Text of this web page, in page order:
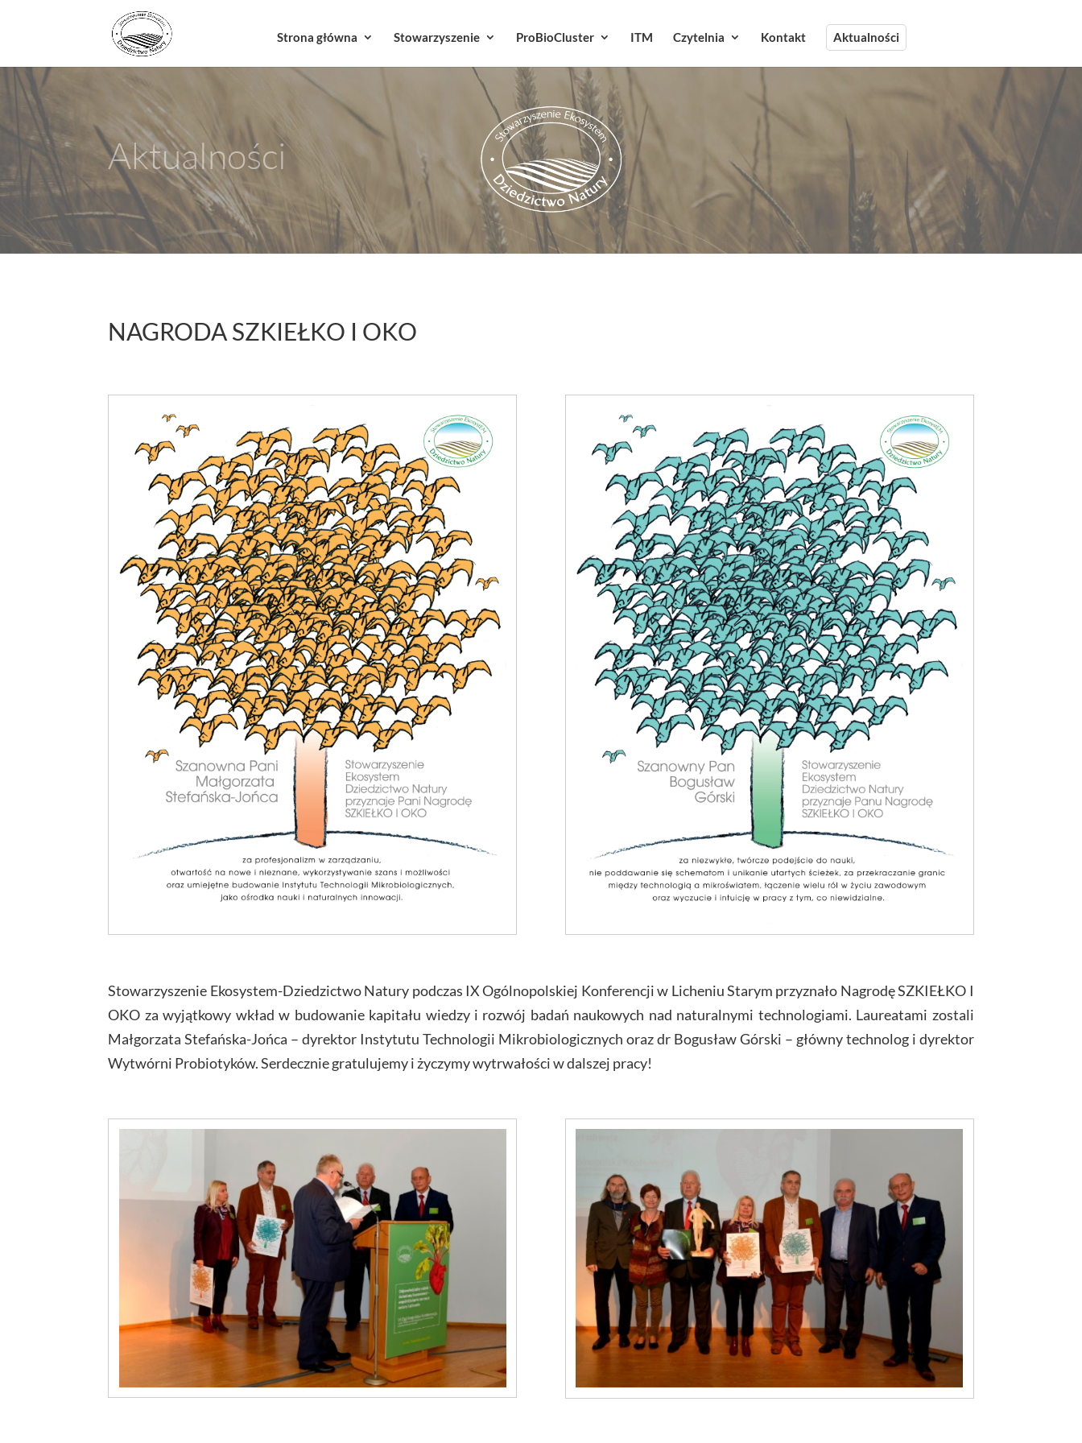
Strona główna Stowarzyszenie ProBioCluster ITM Czytelnia Kontakt Aktualności
Aktualności
NAGRODA SZKIEŁKO I OKO
Stowarzyszenie Ekosystem-Dziedzictwo Natury podczas IX Ogólnopolskiej Konferencji w Licheniu Starym przyznało Nagrodę SZKIEŁKO I
OKO za wyjątkowy wkład w budowanie kapitału wiedzy i rozwój badań naukowych nad naturalnymi technologiami. Laureatami zostali
Małgorzata Stefańska-Jońca – dyrektor Instytutu Technologii Mikrobiologicznych oraz dr Bogusław Górski – główny technolog i dyrektor
Wytwórni Probiotyków. Serdecznie gratulujemy i życzymy wytrwałości w dalszej pracy!